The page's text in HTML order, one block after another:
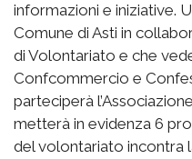
informazioni e iniziative.
Comune di Asti in
di Volontariato e che
Confcommercio e
parteciperà
metterà in evidenza 6
del volontariato incontra